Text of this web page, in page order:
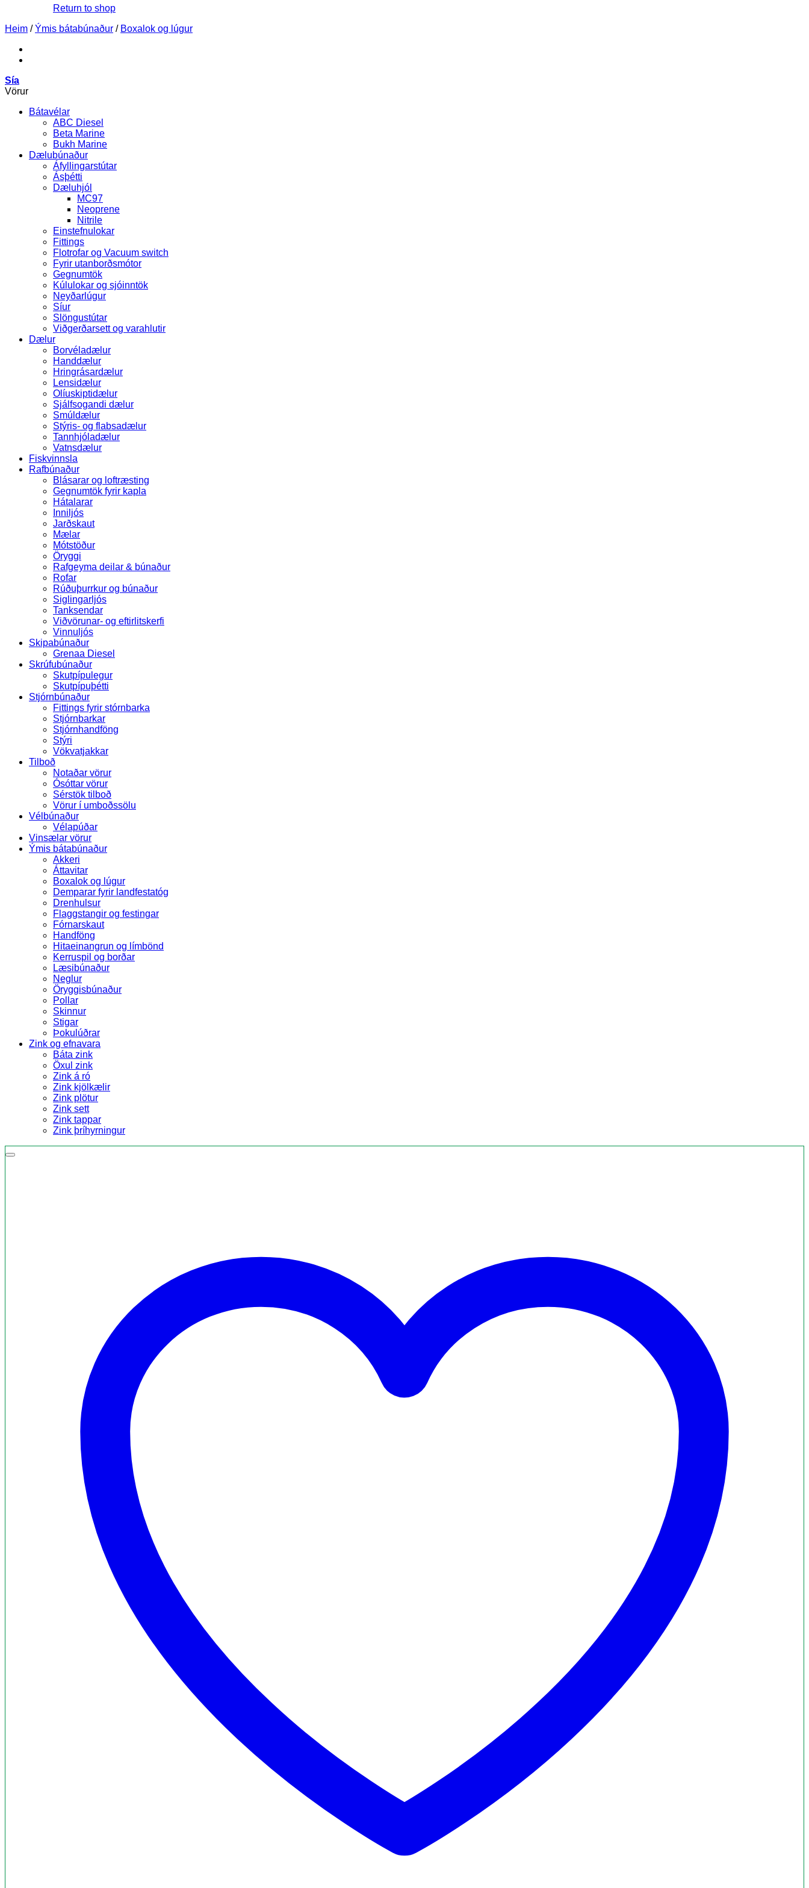
Return to shop
Heim / Ýmis bátabúnaður / Boxalok og lúgur
Sía
Vörur
Bátavélar
ABC Diesel
Beta Marine
Bukh Marine
Dælubúnaður
Áfyllingarstútar
Ásþétti
Dæluhjól
MC97
Neoprene
Nitrile
Einstefnulokar
Fittings
Flotrofar og Vacuum switch
Fyrir utanborðsmótor
Gegnumtök
Kúlulokar og sjóinntök
Neyðarlúgur
Síur
Slöngustútar
Viðgerðarsett og varahlutir
Dælur
Borvéladælur
Handdælur
Hringrásardælur
Lensidælur
Olíuskiptidælur
Sjálfsogandi dælur
Smúldælur
Stýris- og flabsadælur
Tannhjóladælur
Vatnsdælur
Fiskvinnsla
Rafbúnaður
Blásarar og loftræsting
Gegnumtök fyrir kapla
Hátalarar
Inniljós
Jarðskaut
Mælar
Mótstöður
Öryggi
Rafgeyma deilar & búnaður
Rofar
Rúðuþurrkur og búnaður
Siglingarljós
Tanksendar
Viðvörunar- og eftirlitskerfi
Vinnuljós
Skipabúnaður
Grenaa Diesel
Skrúfubúnaður
Skutpípulegur
Skutpípuþétti
Stjórnbúnaður
Fittings fyrir stórnbarka
Stjórnbarkar
Stjórnhandföng
Stýri
Vökvatjakkar
Tilboð
Notaðar vörur
Ósóttar vörur
Sérstök tilboð
Vörur í umboðssölu
Vélbúnaður
Vélapúðar
Vinsælar vörur
Ýmis bátabúnaður
Akkeri
Áttavitar
Boxalok og lúgur
Demparar fyrir landfestatóg
Drenhulsur
Flaggstangir og festingar
Fórnarskaut
Handföng
Hitaeinangrun og límbönd
Kerruspil og borðar
Læsibúnaður
Neglur
Öryggisbúnaður
Pollar
Skinnur
Stigar
Þokulúðrar
Zink og efnavara
Báta zink
Öxul zink
Zink á ró
Zink kjölkælir
Zink plötur
Zink sett
Zink tappar
Zink þríhyrningur